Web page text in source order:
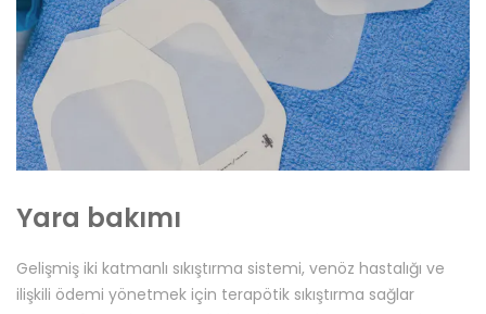
Yara bakımı
Gelişmiş iki katmanlı sıkıştırma sistemi, venöz hastalığı ve
ilişkili ödemi yönetmek için terapötik sıkıştırma sağlar